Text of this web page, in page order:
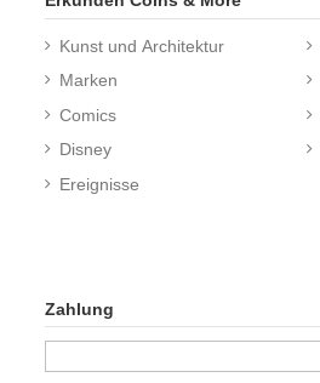
Kunst und Architektur
Marken
Comics
Disney
Ereignisse
Zahlung